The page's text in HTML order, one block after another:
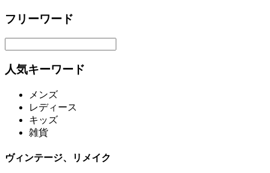
フリーワード
人気キーワード
メンズ
レディース
キッズ
雑貨
ヴィンテージ、リメイク